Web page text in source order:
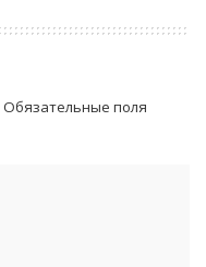
Обязательные поля